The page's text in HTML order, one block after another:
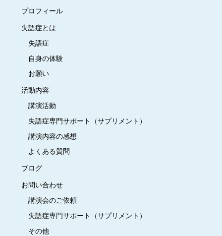
プロフィール
失語症とは
失語症
自身の体験
お願い
活動内容
講演活動
失語症専門サポート（サプリメント）
講演内容の感想
よくある質問
ブログ
お問い合わせ
講演会のご依頼
失語症専門サポート（サプリメント）
その他